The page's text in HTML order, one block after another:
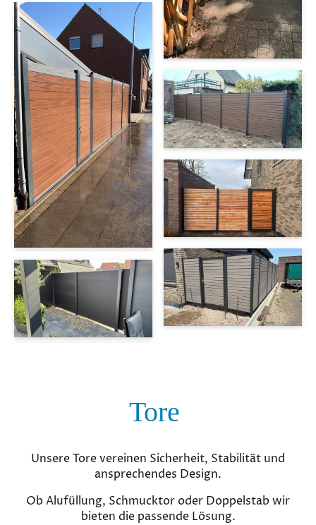
Tore
Unsere Tore vereinen Sicherheit, Stabilität und
ansprechendes Design.
Ob Alufüllung, Schmucktor oder Doppelstab wir
bieten die passende Lösung.